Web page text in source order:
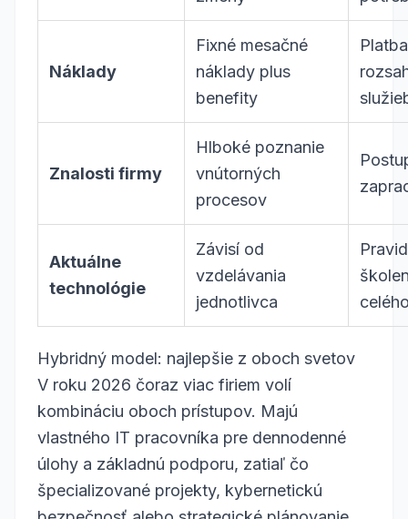
Náklady
Fixné mesačné
náklady plus
benefity
Znalosti firmy
Hlboké poznanie
vnútorných
procesov
Aktuálne
technológie
Závisí od
vzdelávania
jednotlivca
Hybridný model: najlepšie z oboch svetov
V roku 2026 čoraz viac firiem volí
kombináciu oboch prístupov. Majú
vlastného IT pracovníka pre dennodenné
úlohy a základnú podporu, zatiaľ čo
špecializované projekty, kybernetickú